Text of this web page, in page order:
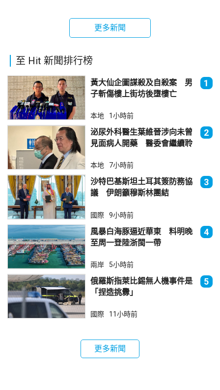
更多新聞
至 Hit 新聞排行榜
黃大仙企圖謀殺及自殺案 男
子斬傷樓上街坊後墮樓亡
1
本地 1小時前
泌尿外科醫生葉維晉涉向未曾
見面病人開藥 醫委會繼續聆
2
本地 7小時前
沙特巴基斯坦土耳其簽防務協
議 伊朗籲穆斯林團結
3
國際 9小時前
風暴白海豚逼近華東 料明晚
至周一登陸浙閩一帶
4
兩岸 5小時前
俄羅斯指萊比錫無人機事件是
「捏造挑釁」
5
國際 11小時前
更多新聞